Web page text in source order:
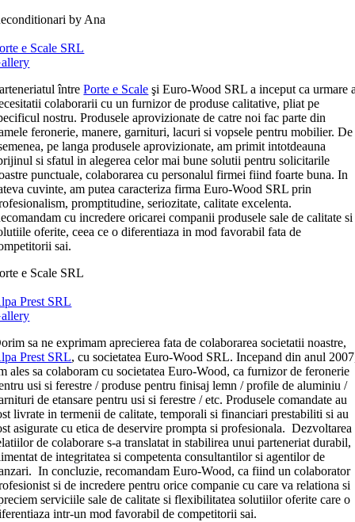
by Ana
e Scale SRL
întrePorte e Scale şi Euro-Wood SRL a inceput ca urmare
colaborarii cu un furnizor de produse calitative, pliat pe
nostru. Produsele aprovizionate de catre noi fac parte din
feronerie, manere, garnituri, lacuri si vopsele pentru mobilier. De
pe langa produsele aprovizionate, am primit intotdeauna
si sfatul in alegerea celor mai bune solutii pentru solicitarile
punctuale, colaborarea cu personalul firmei fiind foarte buna. In
cuvinte, am putea caracteriza firma Euro-Wood SRL prin
promptitudine, seriozitate, calitate excelenta.
cu incredere oricarei companii produsele sale de calitate si
oferite, ceea ce o diferentiaza in mod favorabil fata de
sai.
e Scale SRL
Prest SRL
sa ne exprimam aprecierea fata de colaborarea societatii noastre,
Prest SRL, cu societatea Euro-Wood SRL. Incepand din anul
ales sa colaboram cu societatea Euro-Wood, ca furnizor de feronerie
usi si ferestre / produse pentru finisaj lemn / profile de aluminiu /
de etansare pentru usi si ferestre / etc. Produsele comandate au
livrate in termenii de calitate, temporali si financiari prestabiliti si au
asigurate cu etica de deservire prompta si profesionala. Dezvoltarea
de colaborare s-a translatat in stabilirea unui parteneriat durabil,
de integritatea si competenta consultantilor si agentilor de
In concluzie, recomandam Euro-Wood, ca fiind un colaborator
si de incredere pentru orice companie cu care va relationa si
serviciile sale de calitate si flexibilitatea solutiilor oferite care o
intr-un mod favorabil de competitorii sai.